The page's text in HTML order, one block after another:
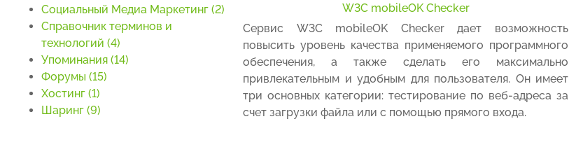
Социальный Медиа Маркетинг (2)
Справочник терминов и
технологий (4)
Упоминания (14)
Форумы (15)
Хостинг (1)
Шаринг (9)
W3C mobileOK Checker
Сервис W3C mobileOK Checker дает возможность
повысить уровень качества применяемого программного
обеспечения, а также сделать его максимально
привлекательным и удобным для пользователя. Он имеет
три основных категории: тестирование по веб-адреса за
счет загрузки файла или с помощью прямого входа.